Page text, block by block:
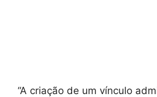
“A criação de um vínculo